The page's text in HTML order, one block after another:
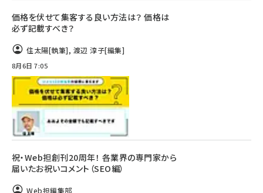
価格を伏せて集客する良い方法は？ 価格は
必ず記載すべき？
住太陽[執筆], 渡辺 淳子[編集]
8月6日 7:05
祝・Web担創刊20周年！ 各業界の専門家から
届いたお祝いコメント（SEO編）
Web担編集部